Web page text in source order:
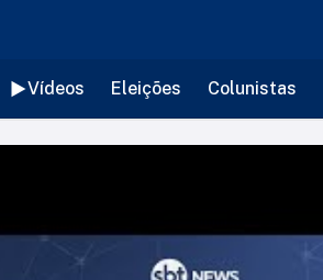
Vídeos Eleições Colunistas